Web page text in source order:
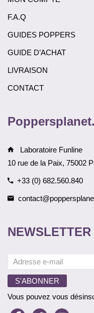
F.A.Q
GUIDES POPPERS
GUIDE D’ACHAT
LIVRAISON
CONTACT
Laboratoire Funline
10 rue de la Paix, 75002
+33 (0) 682.560.840
NEWSLETTER
Vous pouvez vous